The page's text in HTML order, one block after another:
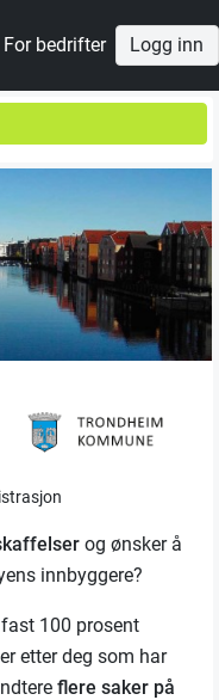
For bedrifter Logg inn
og ønsker å
innbyggere?
100 prosent
etter deg som har
flere saker på